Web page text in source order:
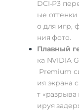
DCI‑P3
ые оттенки
о для игр,
ния фото.
Плавный
ка NVIDIA
Premium
ия экрана с
т«разрыва
ируя